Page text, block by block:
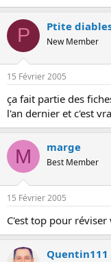
P Ptite
New Member
15 Février 2005
ça fait partie des
l'an dernier et c'est
M marge
Best Member
15 Février 2005
C'est top pour
Quentin111